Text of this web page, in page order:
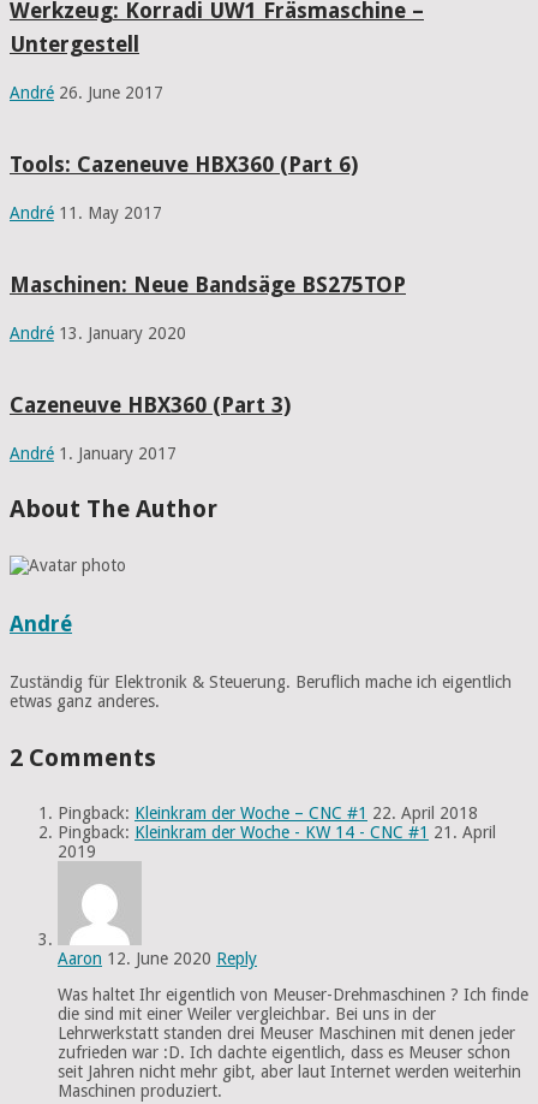
Werkzeug: Korradi UW1 Fräsmaschine –
Untergestell
André 26. June 2017
Tools: Cazeneuve HBX360 (Part 6)
André 11. May 2017
Maschinen: Neue Bandsäge BS275TOP
André 13. January 2020
Cazeneuve HBX360 (Part 3)
André 1. January 2017
About The Author
André
Zuständig für Elektronik & Steuerung. Beruflich mache ich eigentlich
etwas ganz anderes.
2 Comments
Pingback: Kleinkram der Woche – CNC #1 22. April 2018
Pingback: Kleinkram der Woche - KW 14 - CNC #1 21. April
2019
Aaron 12. June 2020 Reply
Was haltet Ihr eigentlich von Meuser-Drehmaschinen ? Ich finde
die sind mit einer Weiler vergleichbar. Bei uns in der
Lehrwerkstatt standen drei Meuser Maschinen mit denen jeder
zufrieden war :D. Ich dachte eigentlich, dass es Meuser schon
seit Jahren nicht mehr gibt, aber laut Internet werden weiterhin
Maschinen produziert.